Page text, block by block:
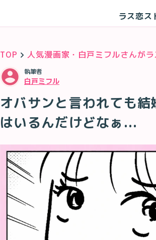
ラス恋ス
TOP 人気漫画家・白戸ミフルさんが
執筆者
白戸ミフル
オバサンと言われても
はいるんだけどなぁ...